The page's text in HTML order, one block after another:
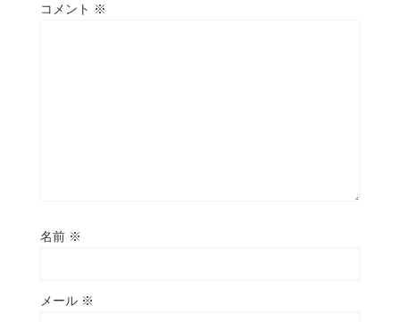
コメント ※
名前 ※
メール ※